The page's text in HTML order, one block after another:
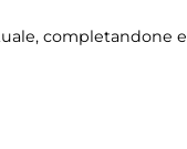
completandone e